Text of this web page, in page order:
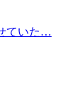
ていた…